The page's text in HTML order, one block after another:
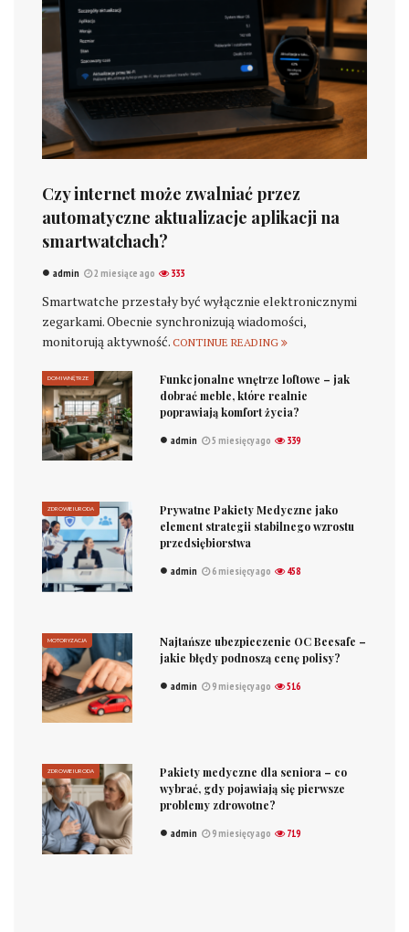
Czy internet może zwalniać przez
automatyczne aktualizacje aplikacji na
smartwatchach?
admin 2 miesiące ago 333
Smartwatche przestały być wyłącznie elektronicznymi
zegarkami. Obecnie synchronizują wiadomości,
monitorują aktywność. CONTINUE READING
DOM I WNĘTRZE
Funkcjonalne wnętrze loftowe – jak
dobrać meble, które realnie
poprawiają komfort życia?
admin 5 miesięcy ago 339
ZDROWIE I URODA
Prywatne Pakiety Medyczne jako
element strategii stabilnego wzrostu
przedsiębiorstwa
admin 6 miesięcy ago 458
MOTORYZACJA
Najtańsze ubezpieczenie OC Beesafe –
jakie błędy podnoszą cenę polisy?
admin 9 miesięcy ago 516
ZDROWIE I URODA
Pakiety medyczne dla seniora – co
wybrać, gdy pojawiają się pierwsze
problemy zdrowotne?
admin 9 miesięcy ago 719